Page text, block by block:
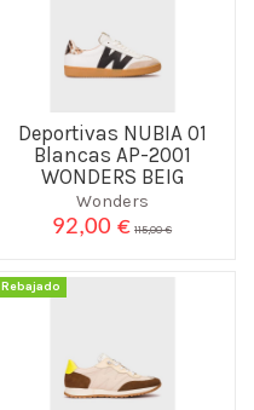
Deportivas NUBIA 01
Blancas AP-2001
WONDERS BEIG
Wonders
92,00 € 115,00 €
Rebajado